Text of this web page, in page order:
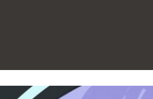
Cultural.
y Comunicación. Docente.